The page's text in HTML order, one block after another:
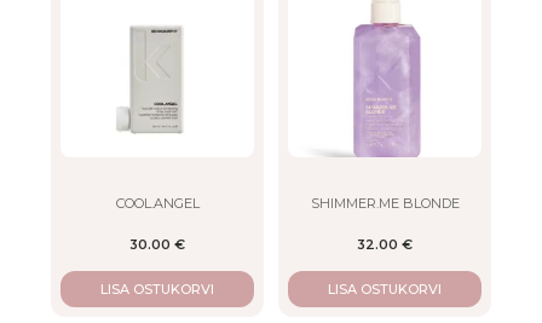
COOL.ANGEL
30.00 €
LISA OSTUKORVI
SHIMMER.ME BLONDE
32.00 €
LISA OSTUKORVI